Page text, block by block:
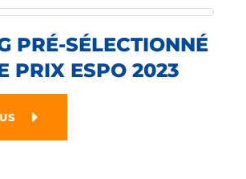
PRÉ-SÉLECTIONNÉ
PRIX ESPO 2023